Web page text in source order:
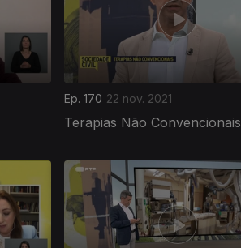
Ep. 170 22 nov. 2021
Terapias Não Convencionais